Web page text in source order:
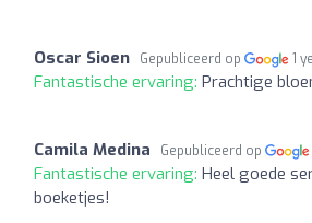
Oscar Sioen Gepubliceerd op 1
Fantastische ervaring: Prachtige
Camila Medina Gepubliceerd op
Fantastische ervaring: Heel goede
boeketjes!